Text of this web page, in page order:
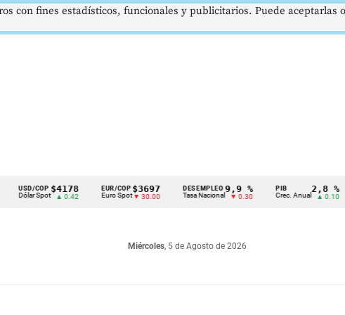
COP
Spot
$4178
▲ 0.42
EUR/COP
Euro Spot
$3697
▼ 30.00
DESEMPLEO
Tasa Nacional
9,9 %
▼ 0.30
PIB
Crec. Anual
2,8 %
▲ 0.10
TRM
Miércoles, 5 de Agosto de 2026
con fines estadísticos, funcionales y publicitarios. Puede aceptarlas